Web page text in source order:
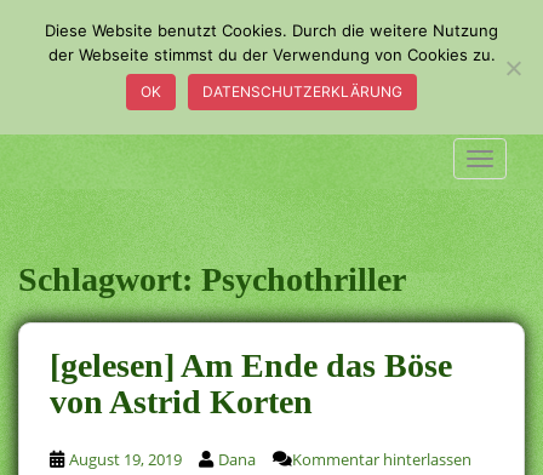
m
a
i
n
c
o
n
t
e
n
t
Schlagwort:Psychothriller
[gelesen] Am Ende das Böse
von Astrid Korten
August 19, 2019 Dana Kommentar hinterlassen
Diese Website benutzt Cookies. Durch die weitere Nutzung
der Webseite stimmst du der Verwendung von Cookies zu.
OK DATENSCHUTZERKLÄRUNG